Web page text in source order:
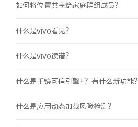
如何将位置共享给家庭群组成员？
什么是vivo看见？
什么是vivo读谱？
什么是千镜可信引擎+？有什么新功能？
什么是应用动态加载风险检测？